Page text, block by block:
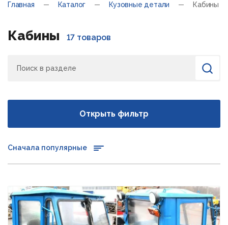
Главная Каталог Кузовные детали Кабины
Кабины 17 товаров
Найти
Открыть фильтр
Сначала популярные